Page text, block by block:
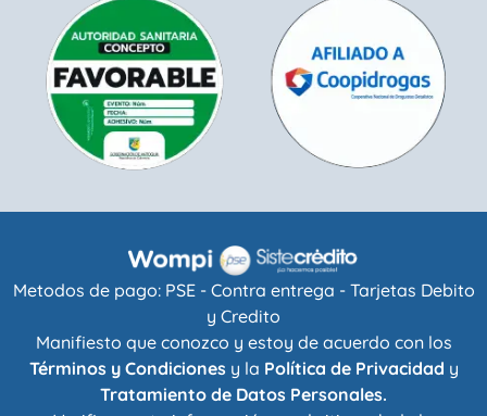
Metodos de pago: PSE - Contra entrega - Tarjetas Debito
y Credito
Manifiesto que conozco y estoy de acuerdo con los
Términos y Condicionesy la Política de Privacidad y
Tratamiento de Datos Personales.